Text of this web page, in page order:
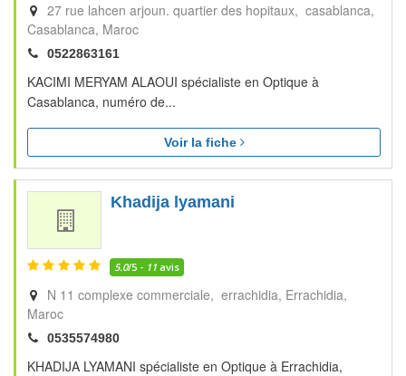
27 rue lahcen arjoun. quartier des hopitaux, casablanca
Casablanca Maroc
0522863161
KACIMI MERYAM ALAOUI spécialiste en Optique à
Casablanca, numéro de...
Voir la fiche
Khadija lyamani
5.0/5 - 11 avis
N 11 complexe commerciale, errachidia Errachidia
Maroc
0535574980
KHADIJA LYAMANI spécialiste en Optique à Errachidia,